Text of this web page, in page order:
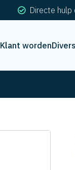
Directe hulp
Klant worden